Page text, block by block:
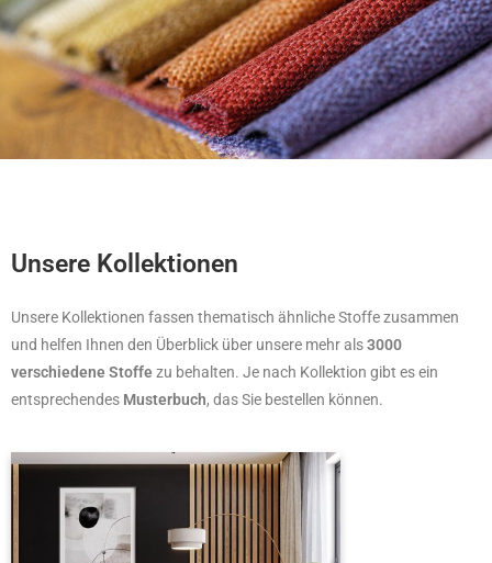
Unsere Kollektionen
Unsere Kollektionen fassen thematisch ähnliche Stoffe zusammen
und helfen Ihnen den Überblick über unsere mehr als3000
verschiedene Stoffe zu behalten. Je nach Kollektion gibt es ein
entsprechendes Musterbuch, das Sie bestellen können.